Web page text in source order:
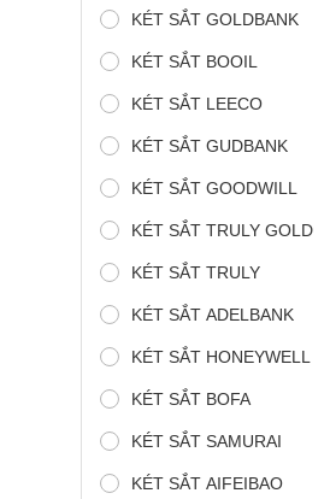
KÉT SẮT GOLDBANK
KÉT SẮT BOOIL
KÉT SẮT LEECO
KÉT SẮT GUDBANK
KÉT SẮT GOODWILL
KÉT SẮT TRULY GOLD
KÉT SẮT TRULY
KÉT SẮT ADELBANK
KÉT SẮT HONEYWELL
KÉT SẮT BOFA
KÉT SẮT SAMURAI
KÉT SẮT AIFEIBAO